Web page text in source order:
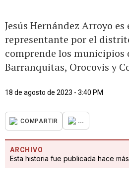
Jesús Hernández Arroyo es
representante por el
comprende los municipios
Barranquitas, Orocovis y
18 de agosto de 2023 - 3:40 PM
COMPARTIR ...
ARCHIVO
Esta historia fue publicada hace